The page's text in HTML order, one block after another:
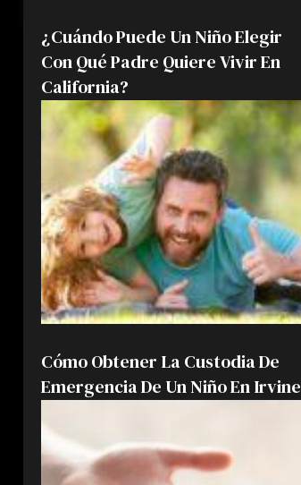
¿Cuándo Puede Un Niño Elegir
Con Qué Padre Quiere Vivir En
California?
Cómo Obtener La Custodia De
Emergencia De Un Niño En Irvine